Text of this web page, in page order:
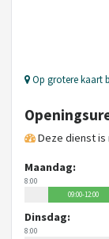
Op grotere kaart
Deze dienst
Maandag:
8:00
09:00-12:00
Dinsdag:
8:00